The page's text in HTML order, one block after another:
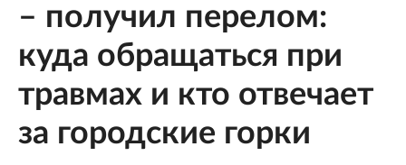
– получил перелом:
куда обращаться при
травмах и кто отвечает
за городские горки